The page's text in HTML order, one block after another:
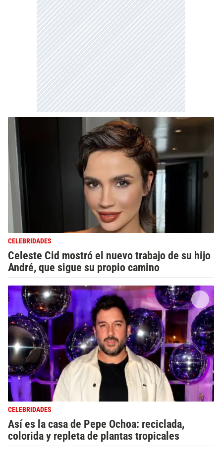
CELEBRIDADES
Celeste Cid mostró el nuevo trabajo de su hijo
André, que sigue su propio camino
CELEBRIDADES
Así es la casa de Pepe Ochoa: reciclada,
colorida y repleta de plantas tropicales